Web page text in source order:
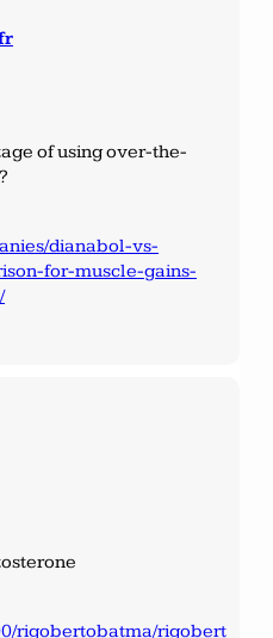
of using over-the-
dianabol-vs-
for-muscle-gains-
rigobertobatma/rigobert